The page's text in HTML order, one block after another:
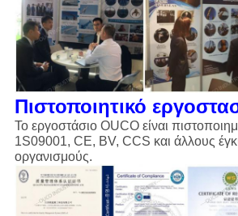
Πιστοποιητικό
Το εργοστάσιο OUCO είναι
1S09001, CE, BV, CCS και άλλους
οργανισμούς.